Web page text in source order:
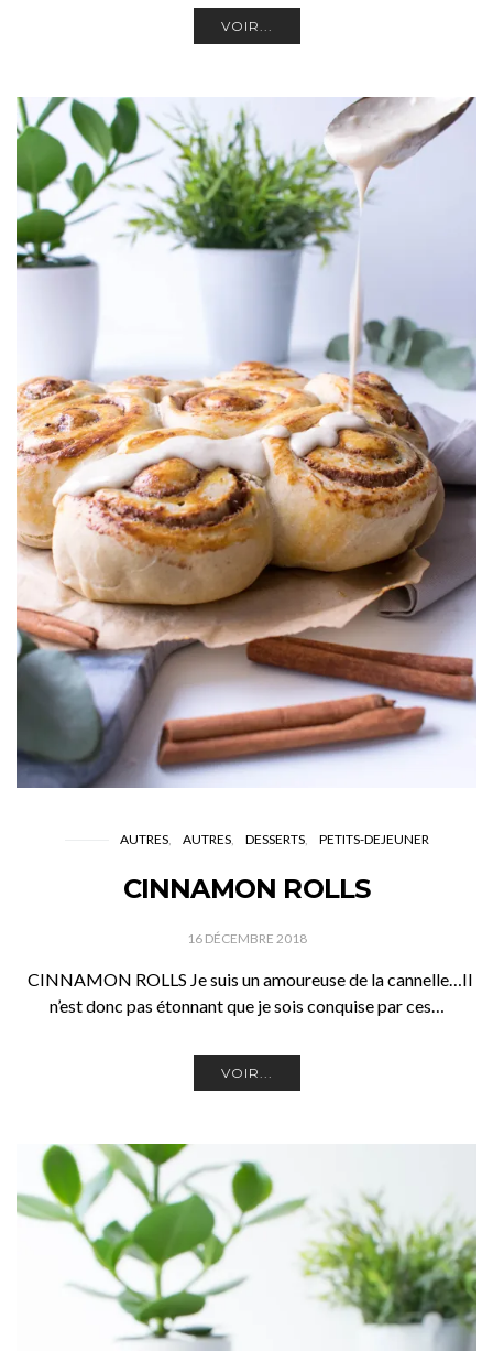
VOIR...
AUTRES AUTRES DESSERTS PETITS-DEJEUNER
CINNAMON ROLLS
16 DÉCEMBRE 2018
CINNAMON ROLLS Je suis un amoureuse de la cannelle…Il
n’est donc pas étonnant que je sois conquise par ces…
VOIR...